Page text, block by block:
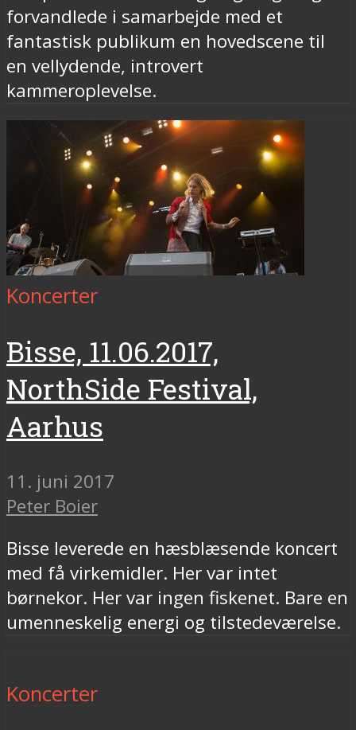
forvandlede i samarbejde med et
fantastisk publikum en hovedscene til
en vellydende, introvert
kammeroplevelse.
Koncerter
Bisse, 11.06.2017,
NorthSide Festival,
Aarhus
11. juni 2017
Peter Boier
Bisse leverede en hæsblæsende koncert
med få virkemidler. Her var intet
børnekor. Her var ingen fiskenet. Bare en
umenneskelig energi og tilstedeværelse.
Koncerter